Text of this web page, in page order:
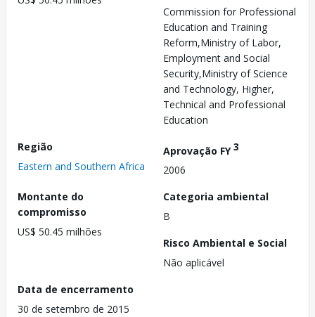
Commission for Professional
Education and Training
Reform,Ministry of Labor,
Employment and Social
Security,Ministry of Science
and Technology, Higher,
Technical and Professional
Education
Região
Eastern and Southern Africa
Aprovação FY3
2006
Montante do
compromisso
US$ 50.45 milhões
Categoria ambiental
B
Risco Ambiental e Social
Não aplicável
Data de encerramento
30 de setembro de 2015